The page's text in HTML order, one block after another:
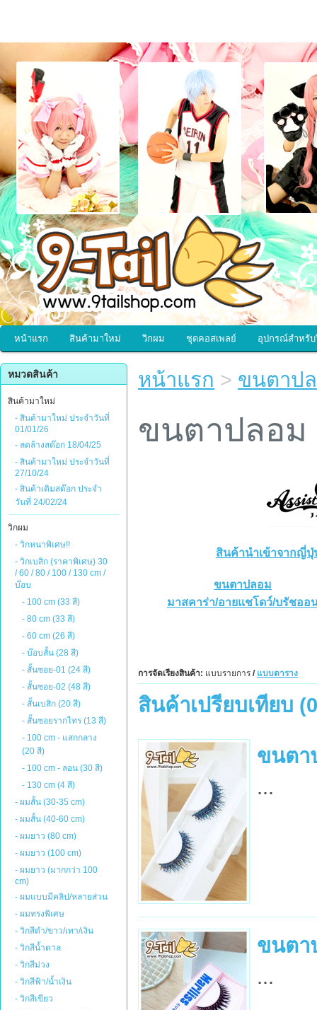
หน้าแรก สินค้ามาใหม่ วิกผม ชุดคอสเพลย์ อุปกรณ์สำหรับ
หมวดสินค้า
สินค้ามาใหม่
- สินค้ามาใหม่ ประจำวันที่
01/01/26
- ลดล้างสต๊อก 18/04/25
- สินค้ามาใหม่ ประจำวันที่
27/10/24
- สินค้าเติมสต๊อก ประจำ
วันที่ 24/02/24
วิกผม
- วิกหนาพิเศษ!!
- วิกเบสิก (ราคาพิเศษ) 30
/ 60 / 80 / 100 / 130 cm /
บ๊อบ
- 100 cm (33 สี)
- 80 cm (33 สี)
- 60 cm (26 สี)
- บ๊อบสั้น (28 สี)
- สั้นซอย-01 (24 สี)
- สั้นซอย-02 (48 สี)
- สั้นเบสิก (20 สี)
- สั้นซอยรากไทร (13 สี)
- 100 cm - แสกกลาง
(20 สี)
- 100 cm - ลอน (30 สี)
- 130 cm (4 สี)
- ผมสั้น (30-35 cm)
- ผมสั้น (40-60 cm)
- ผมยาว (80 cm)
- ผมยาว (100 cm)
- ผมยาว (มากกว่า 100
cm)
- ผมแบบมีคลิป/หลายส่วน
- ผมทรงพิเศษ
- วิกสีดำ/ขาว/เทา/เงิน
- วิกสีน้ำตาล
- วิกสีม่วง
- วิกสีฟ้า/น้ำเงิน
- วิกสีเขียว
หน้าแรก > ขนตาป
ขนตาปลอม
สินค้านำเข้าจากญี่
ขนตาปลอม
มาสคาร่า/อายแชโดว์/บรัชออ
การจัดเรียงสินค้า: แบบรายการ / แบบตาราง
สินค้าเปรียบเทียบ
ขนตา
...
ขนตา
...